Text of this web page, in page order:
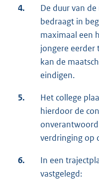
4.
De duur van
bedraagt in
maximaal een
jongere eerder
kan de
eindigen.
5.
Het college
hierdoor de
verdringing op
6.
In een
vastgelegd: